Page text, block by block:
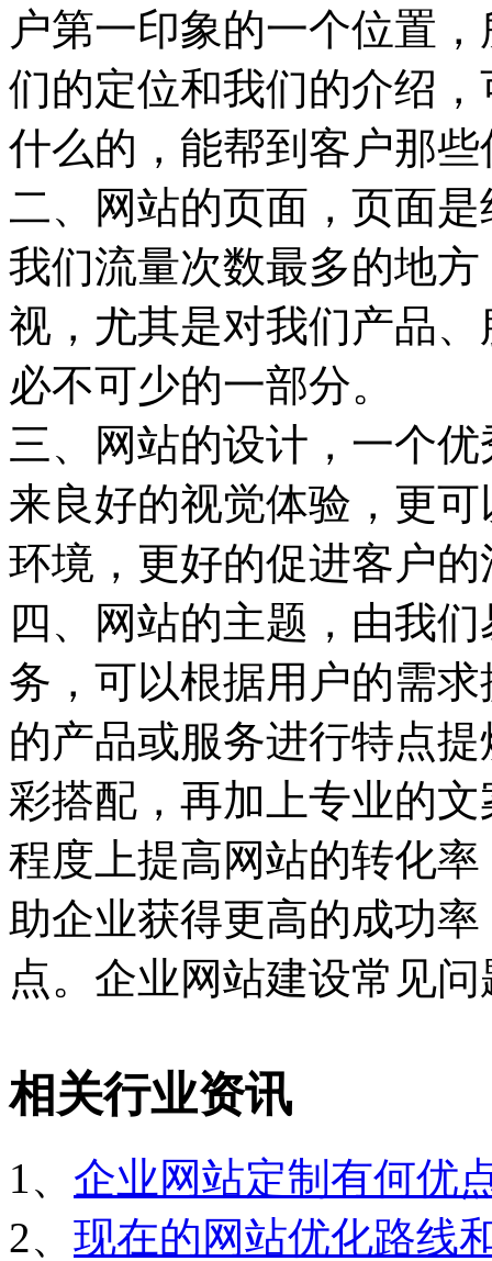
户第一印象的一个位置
们的定位和我们的介绍
什么的，能帮到客户那些
二、网站的页面，页面
我们流量次数最多的地
视，尤其是对我们产品
必不可少的一部分。
三、网站的设计，一个
来良好的视觉体验，更
环境，更好的促进客户的
四、网站的主题，由我
务，可以根据用户的需
的产品或服务进行特点
彩搭配，再加上专业的
程度上提高网站的转化
助企业获得更高的成功
点。企业网站建设常见问
相关行业资讯
1、 企业网站定制有何优
2、 现在的网站优化路线